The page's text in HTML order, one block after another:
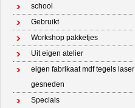
school
Gebruikt
Workshop pakketjes
Uit eigen atelier
eigen fabrikaat mdf tegels laser
gesneden
Specials